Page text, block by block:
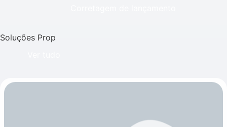
Soluções Prop